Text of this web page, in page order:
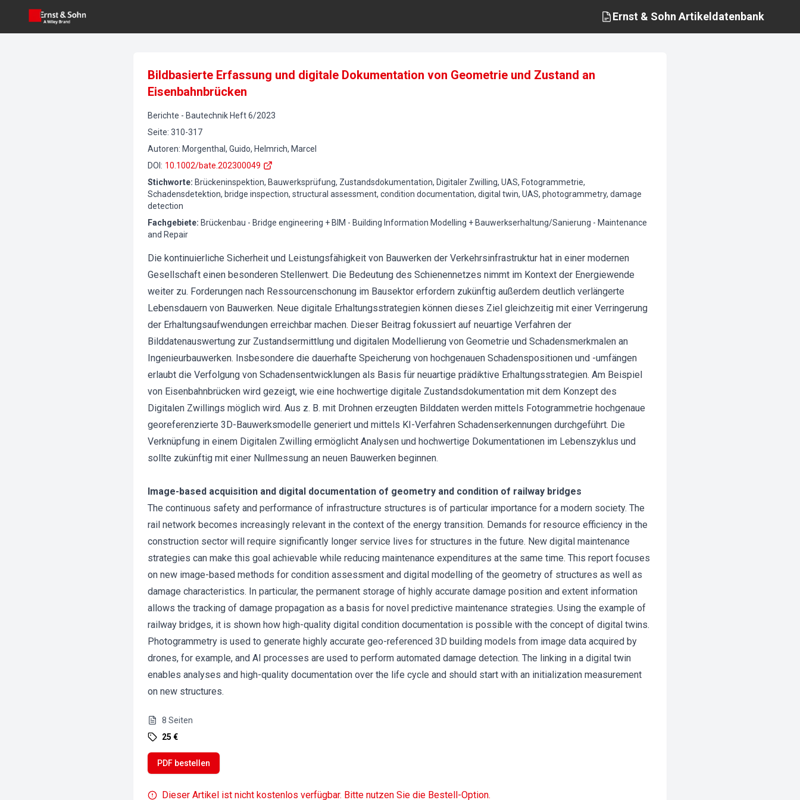
Ernst & Sohn Artikeldatenbank
Bildbasierte Erfassung und digitale Dokumentation von Geometrie und Zustand an
Eisenbahnbrücken
Berichte - Bautechnik Heft6/2023
Seite: 310-317
Autoren: Morgenthal, Guido, Helmrich, Marcel
DOI : 10.1002/bate.202300049
Stichworte: Brückeninspektion, Bauwerksprüfung, Zustandsdokumentation, Digitaler Zwilling, UAS, Fotogrammetrie,
Schadensdetektion, bridge inspection, structural assessment, condition documentation, digital twin, UAS, photogrammetry, damage
detection
Fachgebiete: Brückenbau - Bridge engineering + BIM - Building Information Modelling + Bauwerkserhaltung/Sanierung - Maintenance
and Repair
Die kontinuierliche Sicherheit und Leistungsfähigkeit von Bauwerken der Verkehrsinfrastruktur hat in einer modernen
Gesellschaft einen besonderen Stellenwert. Die Bedeutung des Schienennetzes nimmt im Kontext der Energiewende
weiter zu. Forderungen nach Ressourcenschonung im Bausektor erfordern zukünftig außerdem deutlich verlängerte
Lebensdauern von Bauwerken. Neue digitale Erhaltungsstrategien können dieses Ziel gleichzeitig mit einer Verringerung
der Erhaltungsaufwendungen erreichbar machen. Dieser Beitrag fokussiert auf neuartige Verfahren der
Bilddatenauswertung zur Zustandsermittlung und digitalen Modellierung von Geometrie und Schadensmerkmalen an
Ingenieurbauwerken. Insbesondere die dauerhafte Speicherung von hochgenauen Schadenspositionen und -umfängen
erlaubt die Verfolgung von Schadensentwicklungen als Basis für neuartige prädiktive Erhaltungsstrategien. Am Beispiel
von Eisenbahnbrücken wird gezeigt, wie eine hochwertige digitale Zustandsdokumentation mit dem Konzept des
Digitalen Zwillings möglich wird. Aus z. B. mit Drohnen erzeugten Bilddaten werden mittels Fotogrammetrie hochgenaue
georeferenzierte 3D-Bauwerksmodelle generiert und mittels KI-Verfahren Schadenserkennungen durchgeführt. Die
Verknüpfung in einem Digitalen Zwilling ermöglicht Analysen und hochwertige Dokumentationen im Lebenszyklus und
sollte zukünftig mit einer Nullmessung an neuen Bauwerken beginnen.
Image-based acquisition and digital documentation of geometry and condition of railway bridges
The continuous safety and performance of infrastructure structures is of particular importance for a modern society. The
rail network becomes increasingly relevant in the context of the energy transition. Demands for resource efficiency in the
construction sector will require significantly longer service lives for structures in the future. New digital maintenance
strategies can make this goal achievable while reducing maintenance expenditures at the same time. This report focuses
on new image-based methods for condition assessment and digital modelling of the geometry of structures as well as
damage characteristics. In particular, the permanent storage of highly accurate damage position and extent information
allows the tracking of damage propagation as a basis for novel predictive maintenance strategies. Using the example of
railway bridges, it is shown how high-quality digital condition documentation is possible with the concept of digital twins.
Photogrammetry is used to generate highly accurate geo-referenced 3D building models from image data acquired by
drones, for example, and AI processes are used to perform automated damage detection. The linking in a digital twin
enables analyses and high-quality documentation over the life cycle and should start with an initialization measurement
on new structures.
8 Seiten
25 €
PDF bestellen
Dieser Artikel ist nicht kostenlos verfügbar. Bitte nutzen Sie die Bestell-Option.